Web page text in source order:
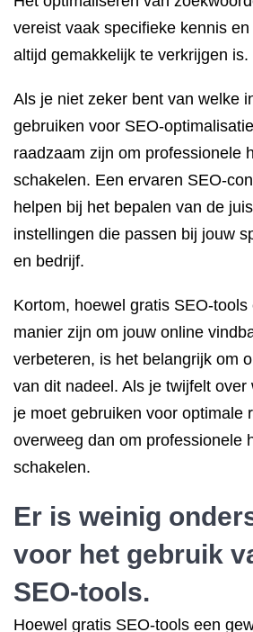
vereist vaak specifieke kennis
altijd gemakkelijk te verkrijgen is.
Als je niet zeker bent van welke
gebruiken voor SEO-
raadzaam zijn om professionele
schakelen. Een ervaren SEO-
helpen bij het bepalen van de
instellingen die passen bij jouw
en bedrijf.
Kortom, hoewel gratis SEO-
manier zijn om jouw online
verbeteren, is het belangrijk om
van dit nadeel. Als je twijfelt over
je moet gebruiken voor optimale
overweeg dan om professionele
schakelen.
Er is weinig
voor het gebruik
SEO-tools.
Hoewel gratis SEO-tools een